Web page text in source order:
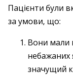
Пацієнти були
за умови, що:
Вони мали
значущий